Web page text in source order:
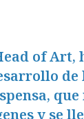
of Art,
de
y se